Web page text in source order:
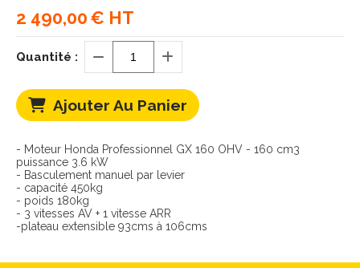
2 490,00€ HT
Quantité :
Ajouter Au Panier
- Moteur Honda Professionnel GX 160 OHV - 160 cm3
puissance 3.6 kW
- Basculement manuel par levier
- capacité 450kg
- poids 180kg
- 3 vitesses AV + 1 vitesse ARR
-plateau extensible 93cms à 106cms